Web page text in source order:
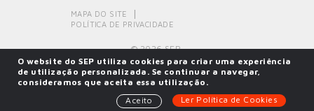
MAPA DO SITE
POLÍTICA DE PRIVACIDADE
© 2026 SEP.
Powered bySOLOS
O website do SEP utiliza cookies para criar uma experiência
de utilização personalizada. Se continuar a navegar,
consideramos que aceita essa utilização.
Ler Política de Cookies
Aceito